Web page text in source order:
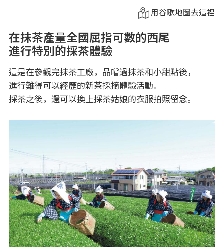
用谷歌地圖去這裡
在抹茶產量全國屈指可數的西尾
進行特別的採茶體驗
這是在參觀完抹茶工廠，品嚐過抹茶和小甜點後，
進行難得可以經歷的新茶採摘體驗活動。
採茶之後，還可以換上採茶姑娘的衣服拍照留念。